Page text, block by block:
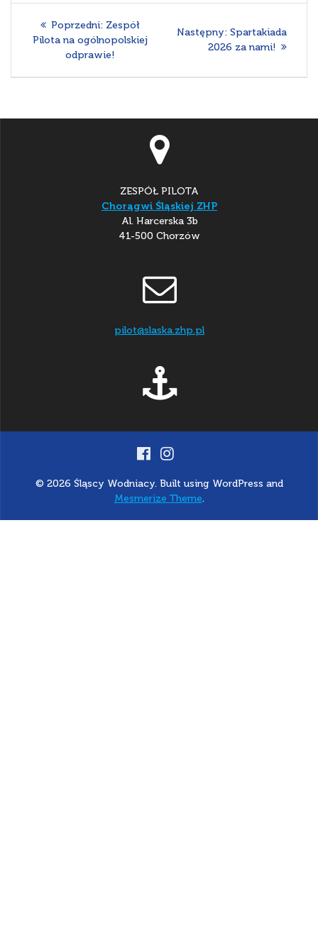
Nawigacja
wpisu
Poprzedni: Poprzedni
wpis:
Zespół
Pilota na ogólnopolskiej
odprawie!
Następny: Następny
wpis:
Spartakiada
2026 za nami!
ZESPÓŁ PILOTA
Chorągwi Śląskiej ZHP
Al. Harcerska 3b
41-500 Chorzów
pilot@slaska.zhp.pl
© 2026 Śląscy Wodniacy. Built using WordPress and
Mesmerize Theme.